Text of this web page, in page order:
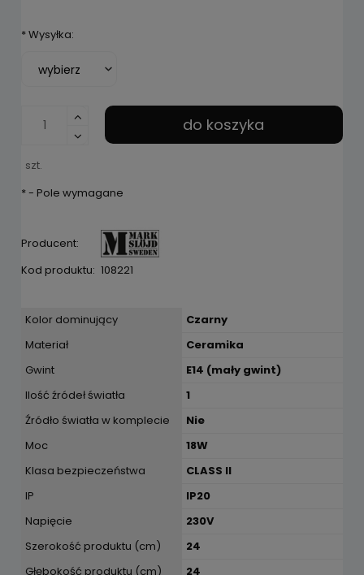
*Wysyłka:
szt.
do koszyka
*- Pole wymagane
Producent:
Kod produktu: 108221
Kolor dominujący
Czarny
Materiał
Ceramika
Gwint
E14 (mały gwint)
Ilość źródeł światła
1
Źródło światła w komplecie
Nie
Moc
18W
Klasa bezpieczeństwa
CLASS II
IP
IP20
Napięcie
230V
Szerokość produktu (cm)
24
Głębokość produktu (cm)
24